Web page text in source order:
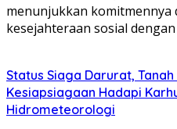
menunjukkan komitmennya
kesejahteraan sosial
Status Siaga Darurat,
Kesiapsiagaan Hadapi
Hidrometeorologi